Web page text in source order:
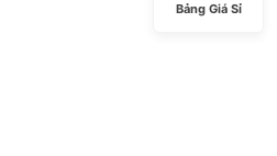
Bảng Giá Sỉ